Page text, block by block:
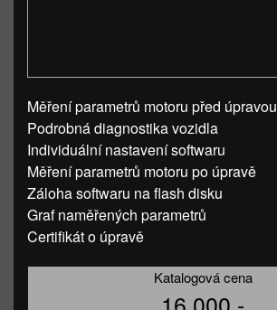
Měření parametrů motoru před úpravou
Podrobná diagnostika vozidla
Individuální nastavení softwaru
Měření parametrů motoru po úpravě
Záloha softwaru na flash disku
Graf naměřených parametrů
Certifikát o úpravě
Katalogová cena